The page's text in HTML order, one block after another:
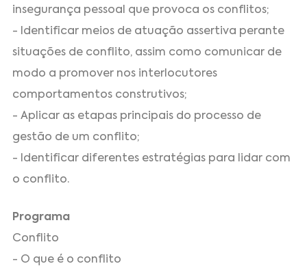
insegurança pessoal que provoca os conflitos;
- Identificar meios de atuação assertiva perante
situações de conflito, assim como comunicar de
modo a promover nos interlocutores
comportamentos construtivos;
- Aplicar as etapas principais do processo de
gestão de um conflito;
- Identificar diferentes estratégias para lidar com
o conflito.
Programa
Conflito
- O que é o conflito